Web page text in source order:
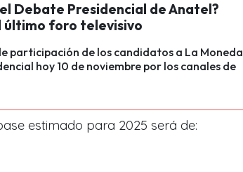
Debate Presidencial de Anatel?
último foro televisivo
participación de los candidatos a La Moneda
hoy 10 de noviembre por los canales de
estimado para 2025 será de: